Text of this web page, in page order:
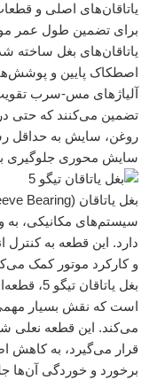
یاتاقان‌های اصلی و
یاتاقان‌های بغل ساخته
اصطکاک پایین و
آلیاژهای مس-سرب
تضمین می‌کنند که حتی
روغن، سایش به حداقل
سایش محوری جلوگیری
سیستم‌های مکانیکی، به
دارد. این قطعه به
و کارکرد موتور کمک
است که نقش بسیار مهمی
می‌کند. این قطعه نعلی
قرار می‌گیرد، به کاهش
برخورد و خوردگی آن‌ها